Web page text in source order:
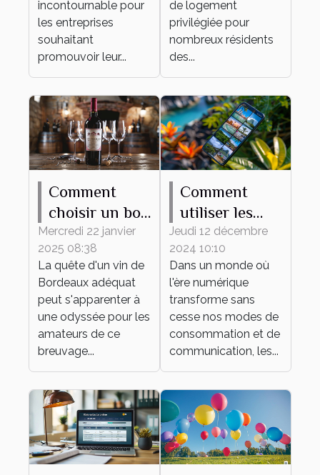
extérieurs
incontournable pour
les entreprises
souhaitant
promouvoir leur...
de logement
privilégiée pour
nombreux résidents
des...
Comment
choisir un bon
vin de
Bordeaux en
ligne
Mercredi 22 janvier
2025 08:38
La quête d'un vin de
Bordeaux adéquat
peut s'apparenter à
une odyssée pour les
amateurs de ce
breuvage...
Comment
utiliser les
plateformes
de vidéos
courtes pour
promouvoir
des
destinations
touristiques
Jeudi 12 décembre
2024 10:10
Dans un monde où
l'ère numérique
transforme sans
cesse nos modes de
consommation et de
communication, les...